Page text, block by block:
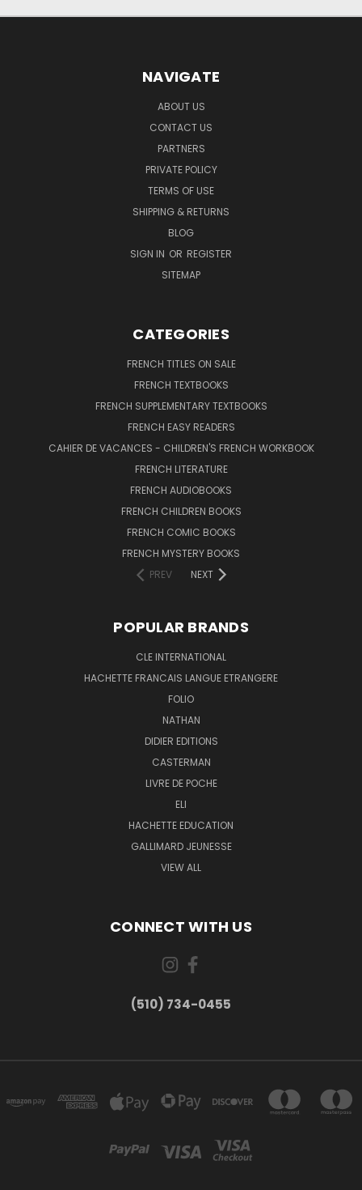
NAVIGATE
ABOUT US
CONTACT US
PARTNERS
PRIVATE POLICY
TERMS OF USE
SHIPPING & RETURNS
BLOG
SIGN IN OR REGISTER
SITEMAP
CATEGORIES
FRENCH TITLES ON SALE
FRENCH TEXTBOOKS
FRENCH SUPPLEMENTARY TEXTBOOKS
FRENCH EASY READERS
CAHIER DE VACANCES - CHILDREN'S FRENCH WORKBOOK
FRENCH LITERATURE
FRENCH AUDIOBOOKS
FRENCH CHILDREN BOOKS
FRENCH COMIC BOOKS
FRENCH MYSTERY BOOKS
PREV
NEXT
POPULAR BRANDS
CLE INTERNATIONAL
HACHETTE FRANCAIS LANGUE ETRANGERE
FOLIO
NATHAN
DIDIER EDITIONS
CASTERMAN
LIVRE DE POCHE
ELI
HACHETTE EDUCATION
GALLIMARD JEUNESSE
VIEW ALL
CONNECT WITH US
(510) 734-0455